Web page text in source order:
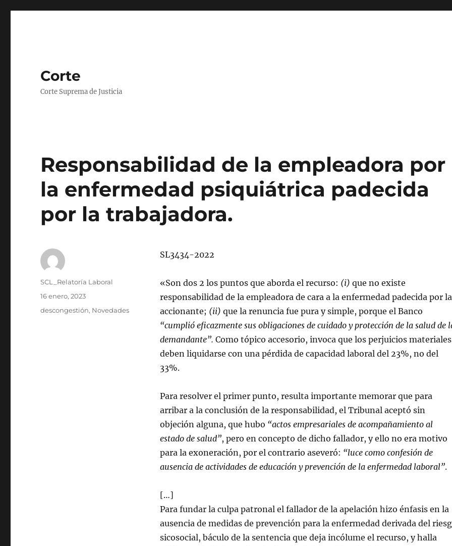
Corte
Corte Suprema de Justicia
Responsabilidad de la empleadora por
la enfermedad psiquiátrica padecida
por la trabajadora.
SL3434-2022
«Son dos 2 los puntos que aborda el recurso: (i) que no existe
responsabilidad de la empleadora de cara a la enfermedad padecida por la
accionante; (ii) que la renuncia fue pura y simple, porque el Banco
“cumplió eficazmente sus obligaciones de cuidado y protección de la salud de
demandante”. Como tópico accesorio, invoca que los perjuicios materiales
deben liquidarse con una pérdida de capacidad laboral del 23%, no del
33%.
Para resolver el primer punto, resulta importante memorar que para
arribar a la conclusión de la responsabilidad, el Tribunal aceptó sin
objeción alguna, que hubo “actos empresariales de acompañamiento al
estado de salud”, pero en concepto de dicho fallador, y ello no era motivo
para la exoneración, por el contrario aseveró: “luce como confesión de
ausencia de actividades de educación y prevención de la enfermedad laboral”.
[…]
Para fundar la culpa patronal el fallador de la apelación hizo énfasis en la
ausencia de medidas de prevención para la enfermedad derivada del
sicosocial, báculo de la sentencia que deja incólume el recurso, y halla
Autor
SCL_Relatoría Laboral
Publicado
el
16 enero, 2023
Categorías
descongestión, Novedades